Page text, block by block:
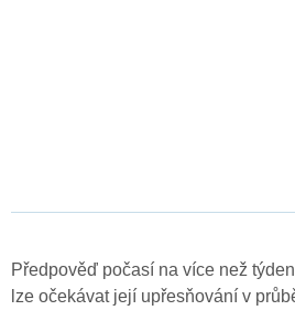
Předpověď počasí na více než
lze očekávat její upřesňování v